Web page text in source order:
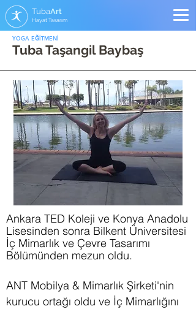
TubaArt
Hayat Tasarım
YOGA EĞİTMENİ
Tuba Taşangil Baybaş
Ankara TED Koleji ve Konya Anadolu
Lisesinden sonra Bilkent Üniversitesi
İç Mimarlık ve Çevre Tasarımı
Bölümünden mezun oldu.
ANT Mobilya & Mimarlık Şirketi'nin
kurucu ortağı oldu ve İç Mimarlığını